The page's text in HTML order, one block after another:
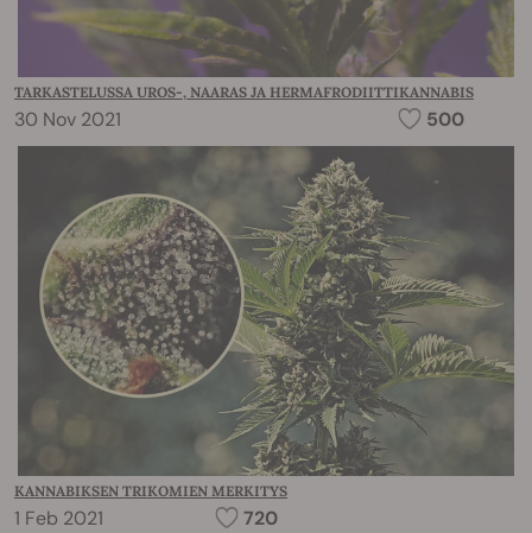
TARKASTELUSSA UROS-, NAARAS JA HERMAFRODIITTIKANNABIS
30 Nov 2021 500
KANNABIKSEN TRIKOMIEN MERKITYS
1 Feb 2021 720